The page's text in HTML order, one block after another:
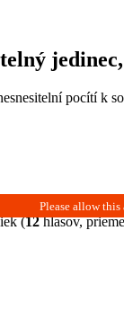
jedinec,
pocítí k
(12hlasov,